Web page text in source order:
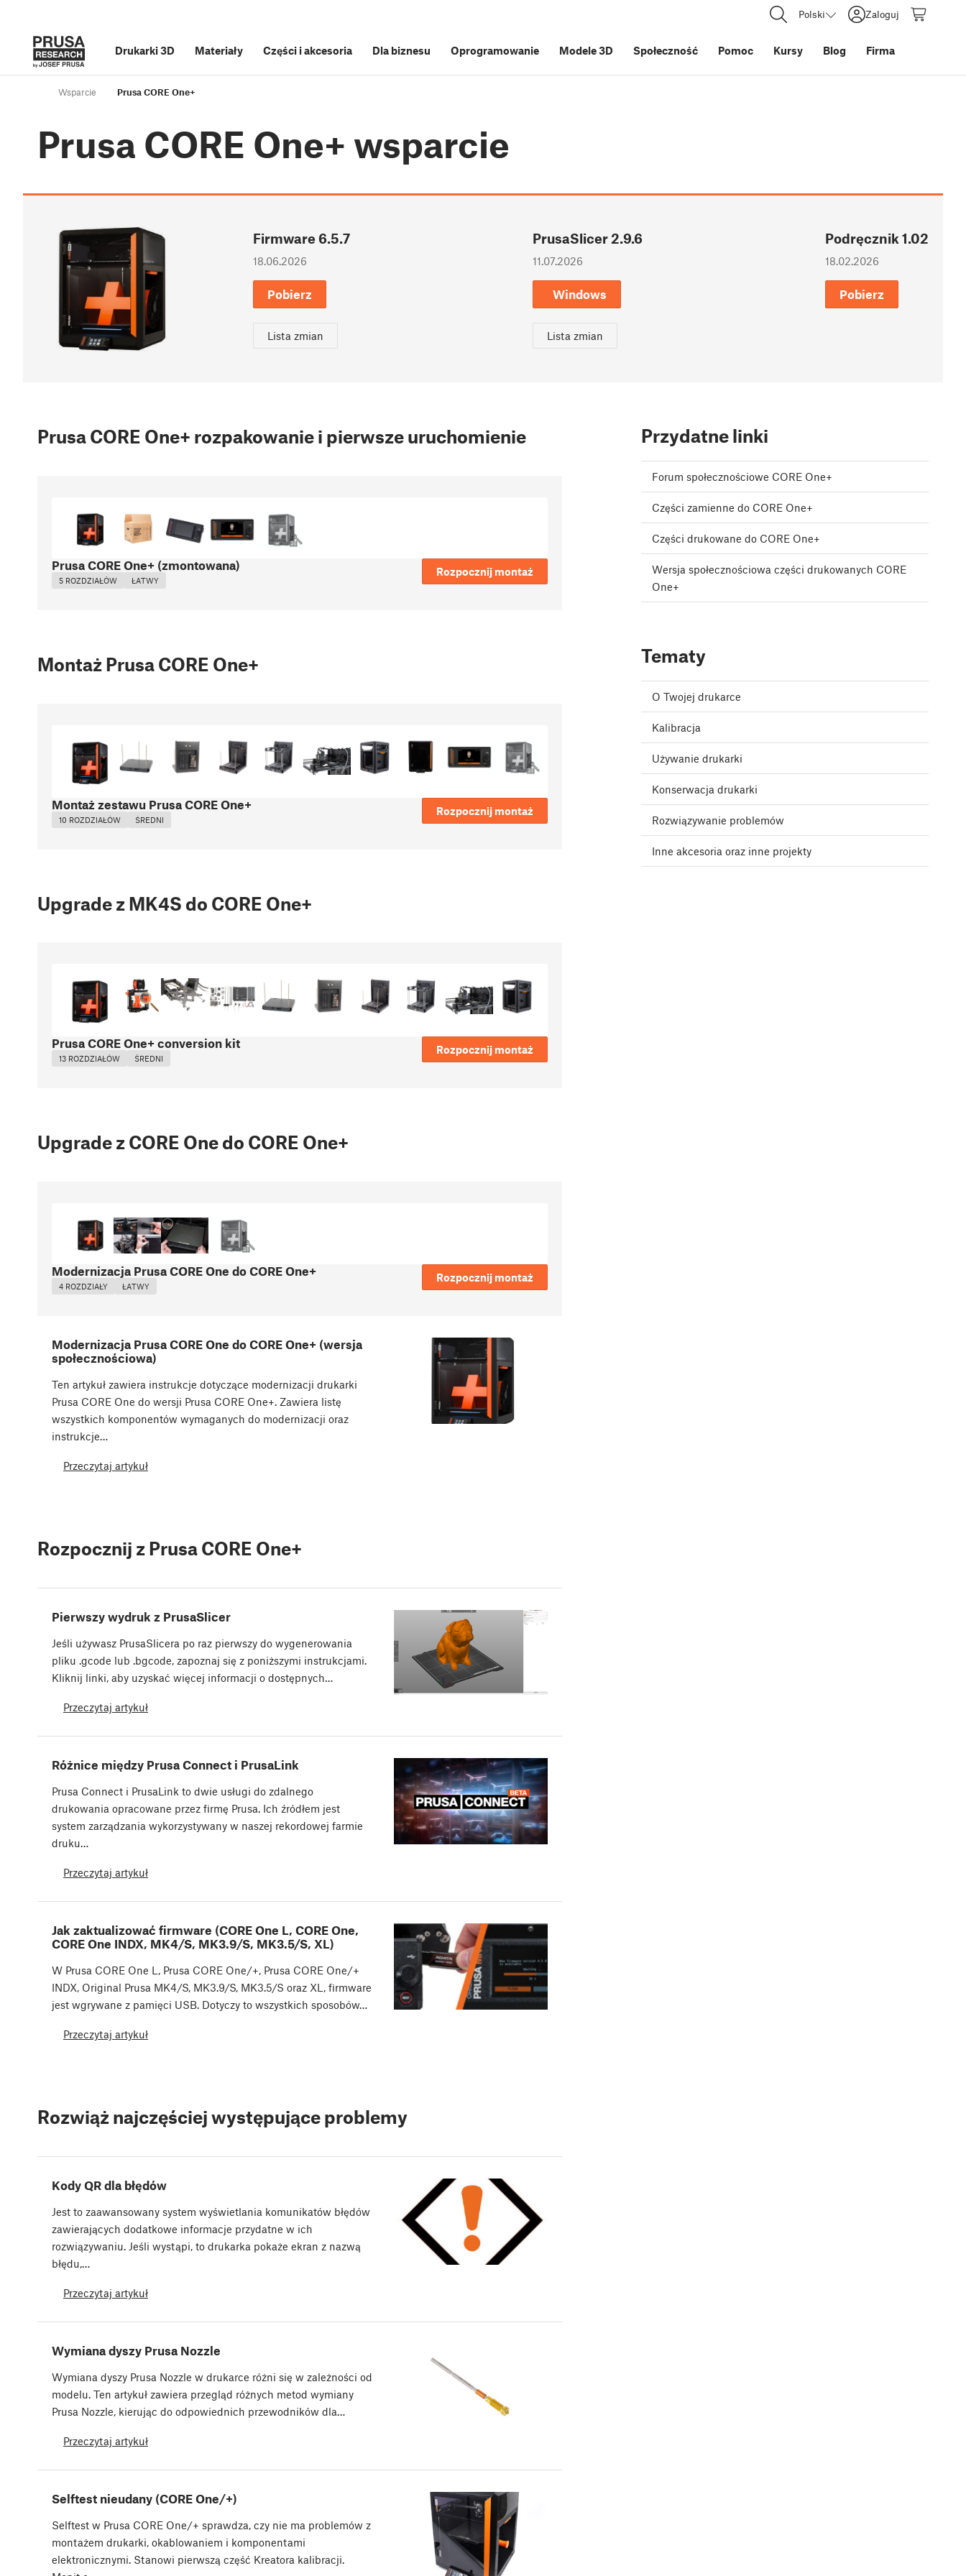
Polski Zaloguj
Drukarki 3D Materiały Części i akcesoria Dla biznesu Oprogramowanie Modele 3D Społeczność Pomoc Kursy Blog Firma
Wsparcie Prusa CORE One+
Prusa CORE One+ wsparcie
Firmware 6.5.7
18.06.2026
Pobierz
Lista zmian
PrusaSlicer 2.9.6
11.07.2026
Windows
Lista zmian
Podręcznik 1.02
18.02.2026
Pobierz
Prusa CORE One+ rozpakowanie i pierwsze uruchomienie
Prusa CORE One+ (zmontowana)
5 ROZDZIAŁÓW ŁATWY
Rozpocznij montaż
Montaż Prusa CORE One+
Montaż zestawu Prusa CORE One+
10 ROZDZIAŁÓW ŚREDNI
Rozpocznij montaż
Upgrade z MK4S do CORE One+
Prusa CORE One+ conversion kit
13 ROZDZIAŁÓW ŚREDNI
Rozpocznij montaż
Upgrade z CORE One do CORE One+
Modernizacja Prusa CORE One do CORE One+
4 ROZDZIAŁY ŁATWY
Rozpocznij montaż
Modernizacja Prusa CORE One do CORE One+ (wersja
społecznościowa)
Ten artykuł zawiera instrukcje dotyczące modernizacji drukarki
Prusa CORE One do wersji Prusa CORE One+. Zawiera listę
wszystkich komponentów wymaganych do modernizacji oraz
instrukcje…
Przeczytaj artykuł
Rozpocznij z Prusa CORE One+
Pierwszy wydruk z PrusaSlicer
Jeśli używasz PrusaSlicera po raz pierwszy do wygenerowania
pliku .gcode lub .bgcode, zapoznaj się z poniższymi instrukcjami.
Kliknij linki, aby uzyskać więcej informacji o dostępnych…
Przeczytaj artykuł
Różnice między Prusa Connect i PrusaLink
Prusa Connect i PrusaLink to dwie usługi do zdalnego
drukowania opracowane przez firmę Prusa. Ich źródłem jest
system zarządzania wykorzystywany w naszej rekordowej farmie
druku…
Przeczytaj artykuł
Jak zaktualizować firmware (CORE One L, CORE One,
CORE One INDX, MK4/S, MK3.9/S, MK3.5/S, XL)
W Prusa CORE One L, Prusa CORE One/+, Prusa CORE One/+
INDX, Original Prusa MK4/S, MK3.9/S, MK3.5/S oraz XL, firmware
jest wgrywane z pamięci USB. Dotyczy to wszystkich sposobów…
Przeczytaj artykuł
Rozwiąż najczęściej występujące problemy
Kody QR dla błędów
Jest to zaawansowany system wyświetlania komunikatów błędów
zawierających dodatkowe informacje przydatne w ich
rozwiązywaniu. Jeśli wystąpi, to drukarka pokaże ekran z nazwą
błędu,…
Przeczytaj artykuł
Wymiana dyszy Prusa Nozzle
Wymiana dyszy Prusa Nozzle w drukarce różni się w zależności od
modelu. Ten artykuł zawiera przegląd różnych metod wymiany
Prusa Nozzle, kierując do odpowiednich przewodników dla…
Przeczytaj artykuł
Selftest nieudany (CORE One/+)
Selftest w Prusa CORE One/+ sprawdza, czy nie ma problemów z
montażem drukarki, okablowaniem i komponentami
elektronicznymi. Stanowi pierwszą część Kreatora kalibracji.
Przydatne linki
Forum społecznościowe CORE One+
Części zamienne do CORE One+
Części drukowane do CORE One+
Wersja społecznościowa części drukowanych CORE
One+
Tematy
O Twojej drukarce
Kalibracja
Używanie drukarki
Konserwacja drukarki
Rozwiązywanie problemów
Inne akcesoria oraz inne projekty